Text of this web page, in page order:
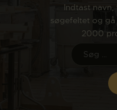
Indtast navn,
søgefeltet og
2000